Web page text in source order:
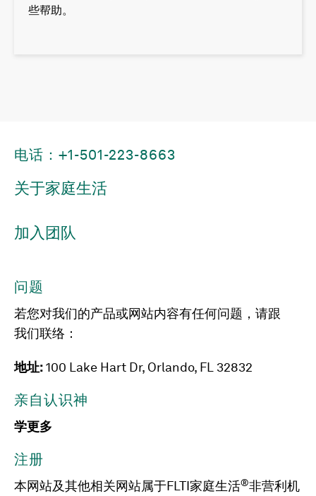
些帮助。
电话：+1-501-223-8663
关于家庭生活
加入团队
问题
若您对我们的产品或网站内容有任何问题，请跟
我们联络：
地址:100 Lake Hart Dr, Orlando, FL 32832
亲自认识神
学更多
注册
本网站及其他相关网站属于FLTI家庭生活®非营利机